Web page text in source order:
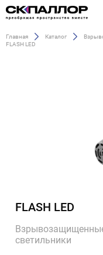
Главная Каталог
FLASH LED
FLASH LED
светильники